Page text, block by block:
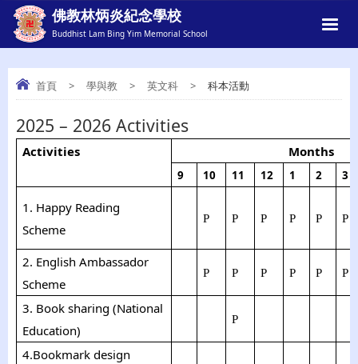
佛教林炳炎紀念學校
Buddhist Lam Bing Yim Memorial School
科本活動
首頁 > 學與教 > 英文科 > 科本活動
2025 – 2026 Activities
Activities Months
9 10 11 12 1 2 3
1. Happy Reading
Scheme
P P P P P P
2. English Ambassador
Scheme
P P P P P P
3. Book sharing (National
Education)
P
4.Bookmark design